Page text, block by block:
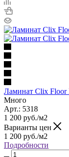
Ламинат Clix Floor
Много
Арт.: 5318
1 200 руб./м2
Варианты цен
1 200 руб./м2
Подробности